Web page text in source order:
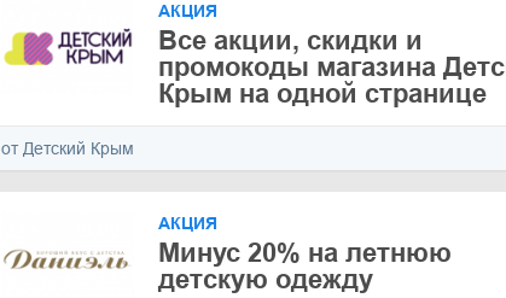
АКЦИЯ
Все акции, скидки и
промокоды магазина
Крым на одной странице
от Детский Крым
АКЦИЯ
Минус 20% на летнюю
детскую одежду